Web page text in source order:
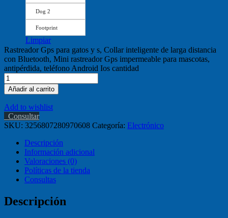
Dog 2
Footprint
Limpiar
Rastreador Gps para gatos y s, Collar inteligente de larga distancia
con Bluetooth, Mini rastreador Gps impermeable para mascotas,
antipérdida, teléfono Android Ios cantidad
Añadir al carrito
Add to wishlist
Consultar
SKU: 3256807280970608 Categoría: Electrónico
Descripción
Información adicional
Valoraciones (0)
Políticas de la tienda
Consultas
Descripción